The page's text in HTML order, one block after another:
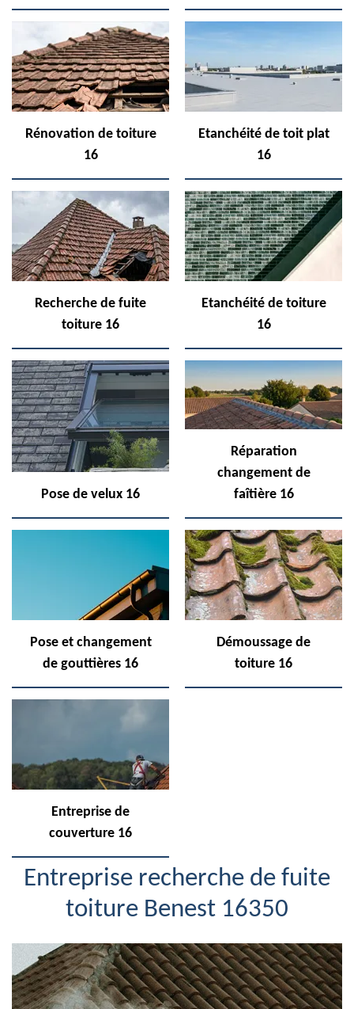
Rénovation de toiture
16
Etanchéité de toit plat
16
Recherche de fuite
toiture 16
Etanchéité de toiture
16
Pose de velux 16
Réparation
changement de
faîtière 16
Pose et changement
de gouttières 16
Démoussage de
toiture 16
Entreprise de
couverture 16
Entreprise recherche de fuite
toiture Benest 16350